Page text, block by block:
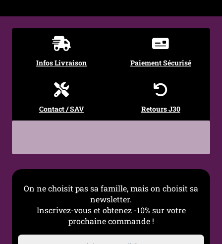
Finition
Effet vieilli / texturé –
Diamètre
Occasions
Quotidien, Look alternatif,
Rituel, Cadeau symbolique
Entretien
Nettoyer avec un chiffon
doux, éviter les produits
Infos Livraison Paiement Sécurisé
Contact / SAV Retours J30
On ne choisit pas sa famille, mais on choisit sa
newsletter.
Inscrivez-vous et obtenez -10% sur votre
prochaine commande !